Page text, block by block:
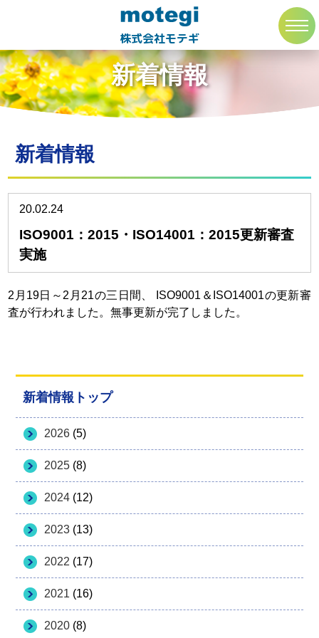
株式会社モテギ
トップページ 新着情報
新着情報
新着情報トップ
2026 (5)
2025 (8)
2024 (12)
2023 (13)
2022 (17)
2021 (16)
2020 (8)
新着情報
20.02.24
ISO9001：2015・ISO14001：2015更新審査
実施
2月19日～2月21の三日間、 ISO9001＆ISO14001の更新審
査が行われました。無事更新が完了しました。